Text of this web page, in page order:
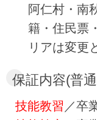
阿仁村・南
籍・住民票
リアは変更
保証内容(普
技能教習 ／卒